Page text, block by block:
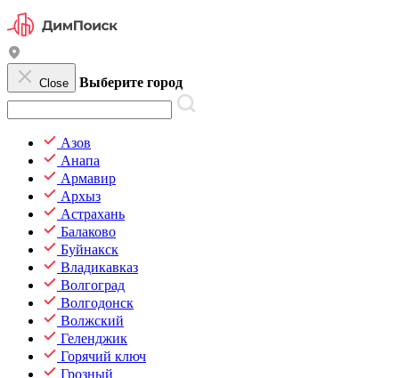
Close Выберите город
Азов
Анапа
Армавир
Архыз
Астрахань
Балаково
Буйнакск
Владикавказ
Волгоград
Волгодонск
Волжский
Геленджик
Горячий ключ
Грозный